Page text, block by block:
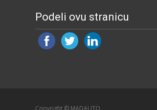
Podeli ovu stranicu
Copyright © MADAUTO